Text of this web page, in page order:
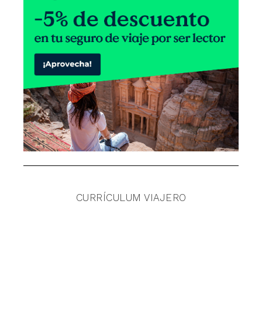
CURRÍCULUM VIAJERO